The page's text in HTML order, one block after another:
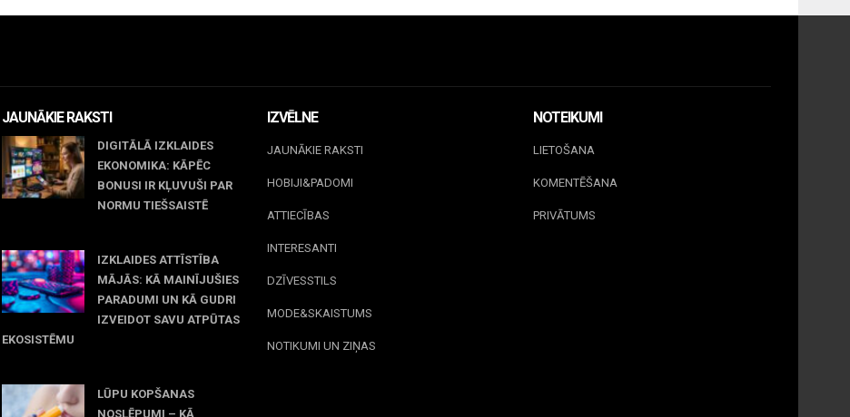
JAUNĀKIE RAKSTI
DIGITĀLĀ IZKLAIDES
EKONOMIKA: KĀPĒC
BONUSI IR KĻUVUŠI PAR
NORMU TIEŠSAISTĒ
IZKLAIDES ATTĪSTĪBA
MĀJĀS: KĀ MAINĪJUŠIES
PARADUMI UN KĀ GUDRI
IZVEIDOT SAVU ATPŪTAS
EKOSISTĒMU
LŪPU KOPŠANAS
NOSLĒPUMI – KĀ
IZVĒLNE
JAUNĀKIE RAKSTI
HOBIJI&PADOMI
ATTIECĪBAS
INTERESANTI
DZĪVESSTILS
MODE&SKAISTUMS
NOTIKUMI UN ZIŅAS
NOTEIKUMI
LIETOŠANA
KOMENTĒŠANA
PRIVĀTUMS